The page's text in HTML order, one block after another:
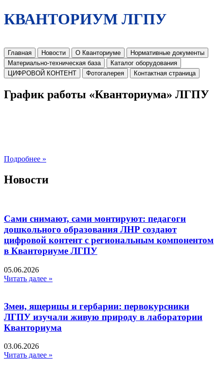
КВАНТОРИУМ ЛГПУ
Главная Новости О Кванториуме
Нормативные документы
Материально-техническая база
Каталог оборудования
ЦИФРОВОЙ КОНТЕНТ
Фотогалерея Контактная страница
График работы «Кванториума» ЛГПУ
Подробнее »
Новости
Сами снимают, сами монтируют: педагоги
дошкольного образования ЛНР создают
цифровой контент с региональным компонентом
в Кванториуме ЛГПУ​
05.06.2026
Читать далее »
Змеи, ящерицы и гербарии: первокурсники
ЛГПУ изучали живую природу в лаборатории
Кванториума
03.06.2026
Читать далее »